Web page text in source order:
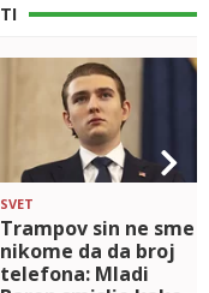
SVET
Trampov sin ne sme
nikome da da broj
telefona: Mladi